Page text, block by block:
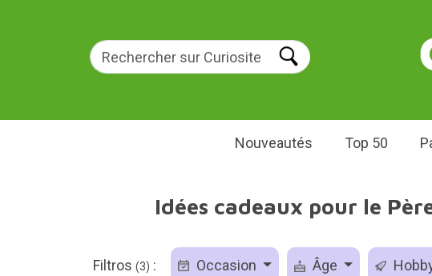
Nouveautés Top 50
Idées cadeaux pour le
Filtros (3) : Occasion Âge